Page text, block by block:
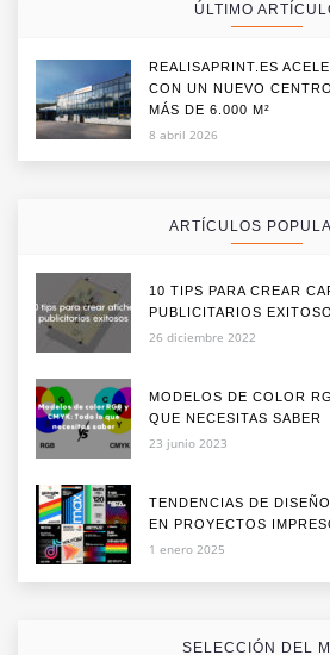
ÚLTIMO
REALISAPRINT.ES
CON UN NUEVO
MÁS DE 6.000 M²
8 abril 2026
ARTÍCULOS
10 TIPS PARA CREAR
PUBLICITARIOS
26 diciembre 2022
MODELOS DE COLOR
QUE NECESITAS SABER
23 junio 2023
TENDENCIAS DE
EN PROYECTOS
1 enero 2025
SELECCIÓN DEL